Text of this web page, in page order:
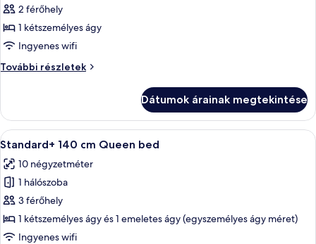
képének
megtekintése:
Standard
2 férőhely
1 kétszemélyes ágy
Ingyenes wifi
További részletek
Standard
Dátumok árainak megtekintése
A
következő
szoba
összes
képének
megtekintése:
Standard+
Egy kis méretű szállodai szoba
4
Standard+ 140 cm Queen bed
10 négyzetméter
1 hálószoba
3 férőhely
1 kétszemélyes ágy és 1 emeletes ágy (egyszemélyes ágy méret)
Ingyenes wifi